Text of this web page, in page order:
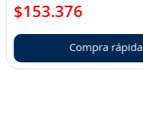
$153.376
Compra rápida